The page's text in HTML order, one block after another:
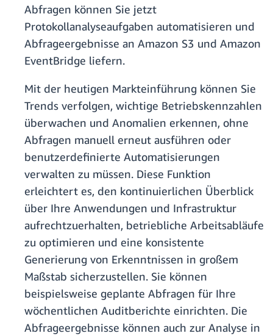
Abfragen können Sie jetzt
Protokollanalyseaufgaben automatisieren und
Abfrageergebnisse an Amazon S3 und Amazon
EventBridge liefern.
Mit der heutigen Markteinführung können Sie
Trends verfolgen, wichtige Betriebskennzahlen
überwachen und Anomalien erkennen, ohne
Abfragen manuell erneut ausführen oder
benutzerdefinierte Automatisierungen
verwalten zu müssen. Diese Funktion
erleichtert es, den kontinuierlichen Überblick
über Ihre Anwendungen und Infrastruktur
aufrechtzuerhalten, betriebliche Arbeitsabläufe
zu optimieren und eine konsistente
Generierung von Erkenntnissen in großem
Maßstab sicherzustellen. Sie können
beispielsweise geplante Abfragen für Ihre
wöchentlichen Auditberichte einrichten. Die
Abfrageergebnisse können auch zur Analyse in